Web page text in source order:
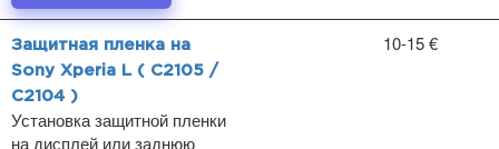
Защитная пленка на
Sony Xperia L ( C2105 /
C2104 )
Установка защитной пленки
на дисплей или заднюю
10-15 €